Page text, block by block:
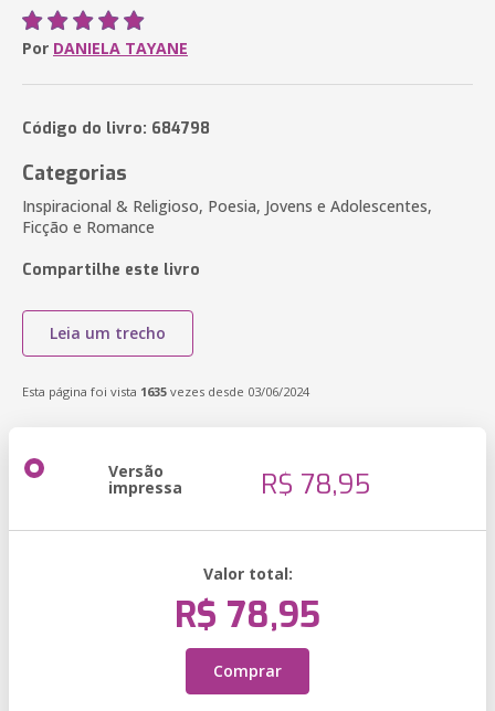
Por DANIELA TAYANE
Código do livro: 684798
Categorias
Inspiracional & Religioso, Poesia, Jovens e Adolescentes,
Ficção e Romance
Compartilhe este livro
Leia um trecho
Esta página foi vista 1635 vezes desde 03/06/2024
Versão
impressa R$ 78,95
Valor total:
R$ 78,95
Comprar